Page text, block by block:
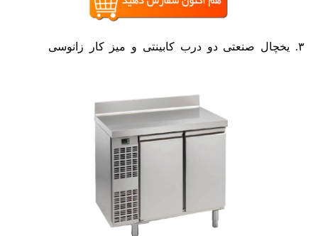
۳. یخچال صنعتی دو درب کابینتی و میز کار زانوسی